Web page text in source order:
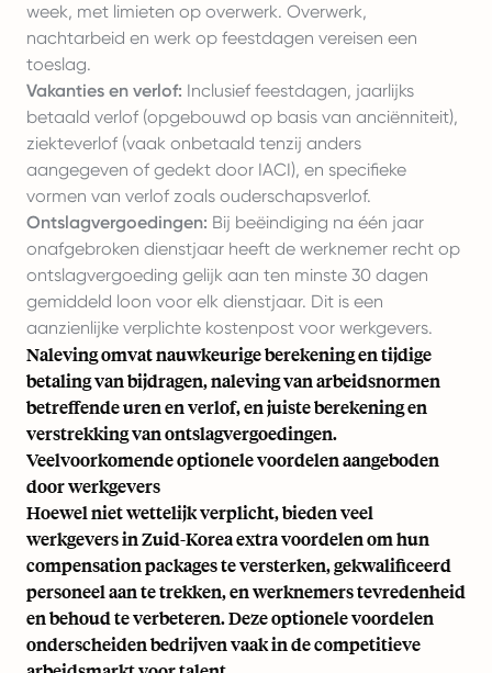
week, met limieten op overwerk. Overwerk,
nachtarbeid en werk op feestdagen vereisen een
toeslag.
Vakanties en verlof: Inclusief feestdagen, jaarlijks
betaald verlof (opgebouwd op basis van anciënniteit),
ziekteverlof (vaak onbetaald tenzij anders
aangegeven of gedekt door IACI), en specifieke
vormen van verlof zoals ouderschapsverlof.
Ontslagvergoedingen: Bij beëindiging na één jaar
onafgebroken dienstjaar heeft de werknemer recht op
ontslagvergoeding gelijk aan ten minste 30 dagen
gemiddeld loon voor elk dienstjaar. Dit is een
aanzienlijke verplichte kostenpost voor werkgevers.
Naleving omvat nauwkeurige berekening en tijdige
betaling van bijdragen, naleving van arbeidsnormen
betreffende uren en verlof, en juiste berekening en
verstrekking van ontslagvergoedingen.
Veelvoorkomende optionele voordelen aangeboden
door werkgevers
Hoewel niet wettelijk verplicht, bieden veel
werkgevers in Zuid-Korea extra voordelen om hun
compensation packages te versterken, gekwalificeerd
personeel aan te trekken, en werknemers tevredenheid
en behoud te verbeteren. Deze optionele voordelen
onderscheiden bedrijven vaak in de competitieve